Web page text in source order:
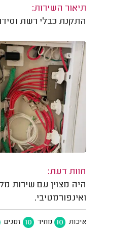
תיאור השירות:
התקנת כבלי רשת
חוות דעת:
היה מצוין עם שירות
ואינפורמטיבי.
איכות 10 מחיר 10 זמנים